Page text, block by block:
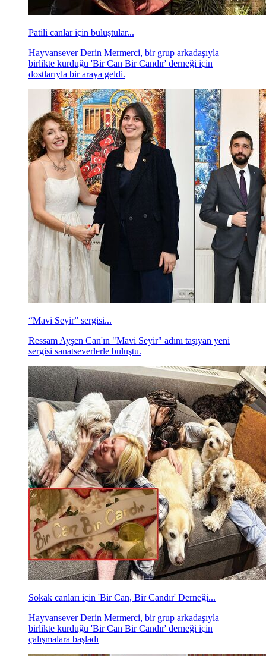
Patili canlar için buluştular...
Hayvansever Derin Mermerci, bir grup arkadaşıyla
birlikte kurduğu 'Bir Can Bir Candır' derneği için
dostlarıyla bir araya geldi.
“Mavi Seyir” sergisi...
Ressam Ayşen Can'ın "Mavi Seyir" adını taşıyan yeni
sergisi sanatseverlerle buluştu.
Sokak canları için 'Bir Can, Bir Candır' Derneği...
Hayvansever Derin Mermerci, bir grup arkadaşıyla
birlikte kurduğu 'Bir Can Bir Candır' derneği için
çalışmalara başladı